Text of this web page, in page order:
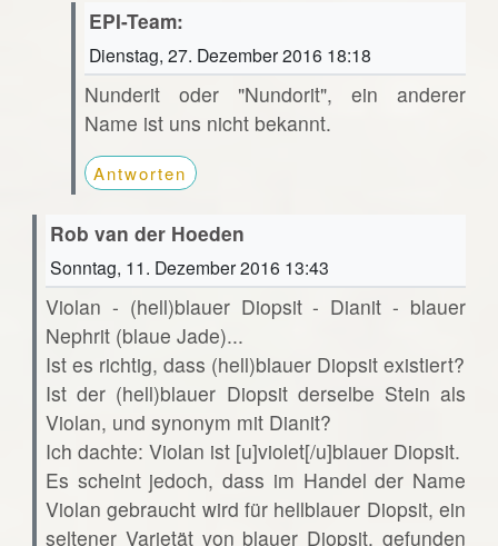
EPI-Team:
Dienstag, 27. Dezember 2016 18:18
Nunderit oder "Nundorit", ein anderer
Name ist uns nicht bekannt.
Antworten
Rob van der Hoeden
Sonntag, 11. Dezember 2016 13:43
Violan - (hell)blauer Diopsit - Dianit - blauer
Nephrit (blaue Jade)...
Ist es richtig, dass (hell)blauer Diopsit existiert?
Ist der (hell)blauer Diopsit derselbe Stein als
Violan, und synonym mit Dianit?
Ich dachte: Violan ist [u]violet[/u]blauer Diopsit.
Es scheint jedoch, dass im Handel der Name
Violan gebraucht wird für hellblauer Diopsit, ein
seltener Varietät von blauer Diopsit, gefunden